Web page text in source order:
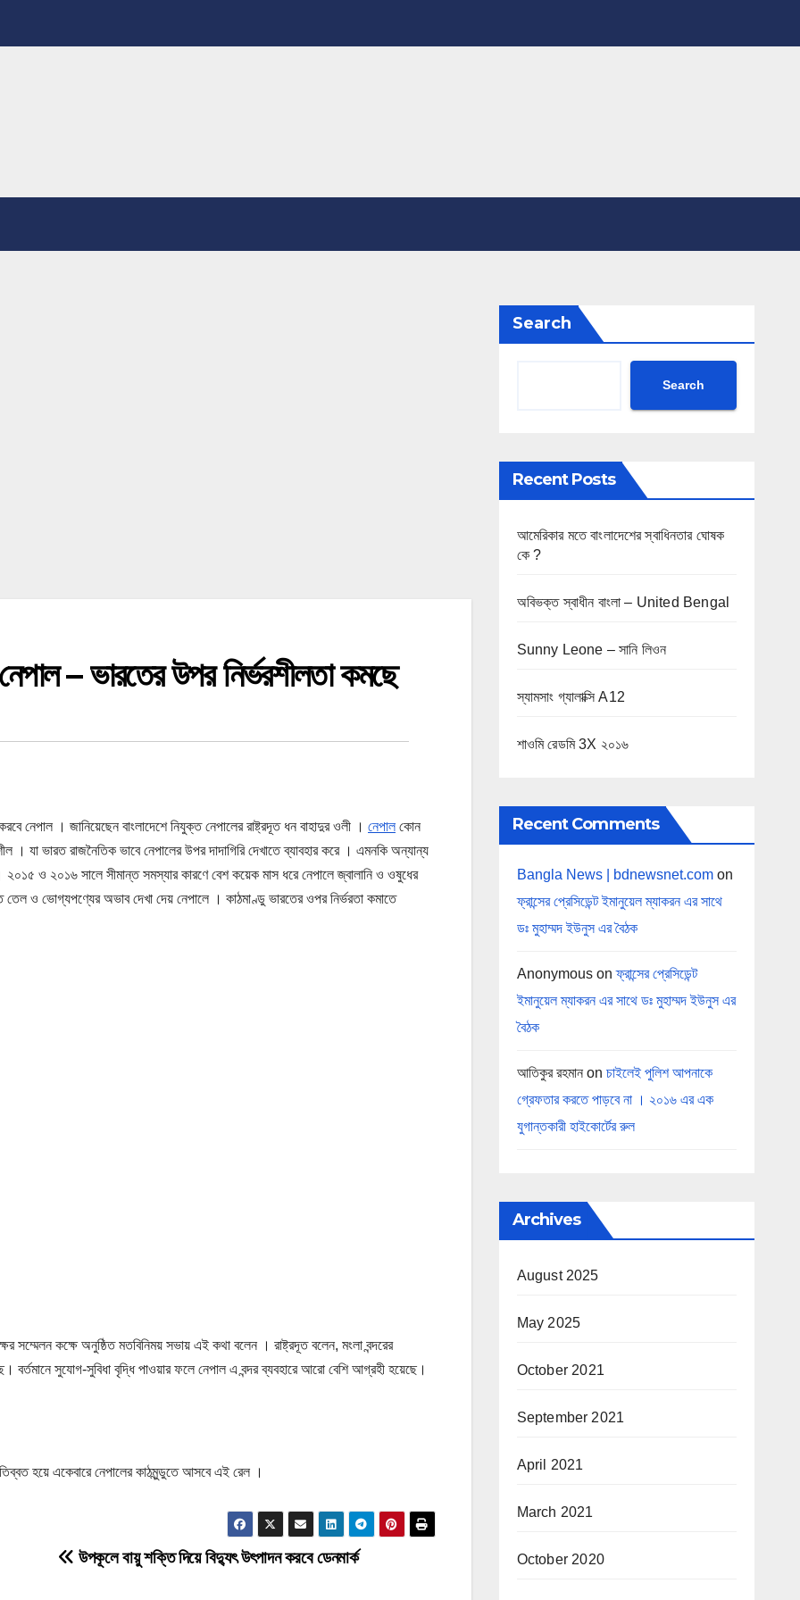
– ভারতের উপর নির্ভরশীলতা কমছে
নেপাল । জানিয়েছেন বাংলাদেশে নিযুক্ত নেপালের রাষ্ট্রদূত ধন বাহাদুর ওলী । নেপালকোন
। যা ভারত রাজনৈতিক ভাবে নেপালের উপর দাদাগিরি দেখাতে ব্যাবহার করে । এমনকি অন্যান্য
২০১৫ ও ২০১৬ সালে সীমান্ত সমস্যার কারণে বেশ কয়েক মাস ধরে নেপালে জ্বালানি ও ওষুধের
ও ভোগ্যপণ্যের অভাব দেখা দেয় নেপালে । কাঠমাণ্ডু ভারতের ওপর নির্ভরতা কমাতে
সম্মেলন কক্ষে অনুষ্ঠিত মতবিনিময় সভায় এই কথা বলেন । রাষ্ট্রদূত বলেন, মংলা বন্দরের
সুযোগ-সুবিধা বৃদ্ধি পাওয়ার ফলে নেপাল এ বন্দর ব্যবহারে আরো বেশি আগ্রহী হয়েছে।
হয়ে একেবারে নেপালের কাঠমুন্ডুতে আসবে এই রেল ।
উপকূলে বায়ু শক্তি দিয়ে বিদ্যুৎ উৎপাদন করবে ডেনমার্ক
Search
Search
Recent Posts
আমেরিকার মতে বাংলাদেশের স্বাধিনতার ঘোষক
কে ?
অবিভক্ত স্বাধীন বাংলা – United Bengal
Sunny Leone – সানি লিওন
স্যামসাং গ্যালাক্সি A12
শাওমি রেডমি 3X ২০১৬
Recent Comments
Bangla News | bdnewsnet.comon
ফ্রান্সের প্রেসিডেন্ট ইমানুয়েল ম্যাকরন এর সাথে
ডঃ মুহাম্মদ ইউনুস এর বৈঠক
Anonymousonফ্রান্সের প্রেসিডেন্ট
ইমানুয়েল ম্যাকরন এর সাথে ডঃ মুহাম্মদ ইউনুস এর
বৈঠক
আতিকুর রহমানon চাইলেই পুলিশ আপনাকে
গ্রেফতার করতে পাড়বে না । ২০১৬ এর এক
যুগান্তকারী হাইকোর্টের রুল
Archives
August 2025
May 2025
October 2021
September 2021
April 2021
March 2021
October 2020